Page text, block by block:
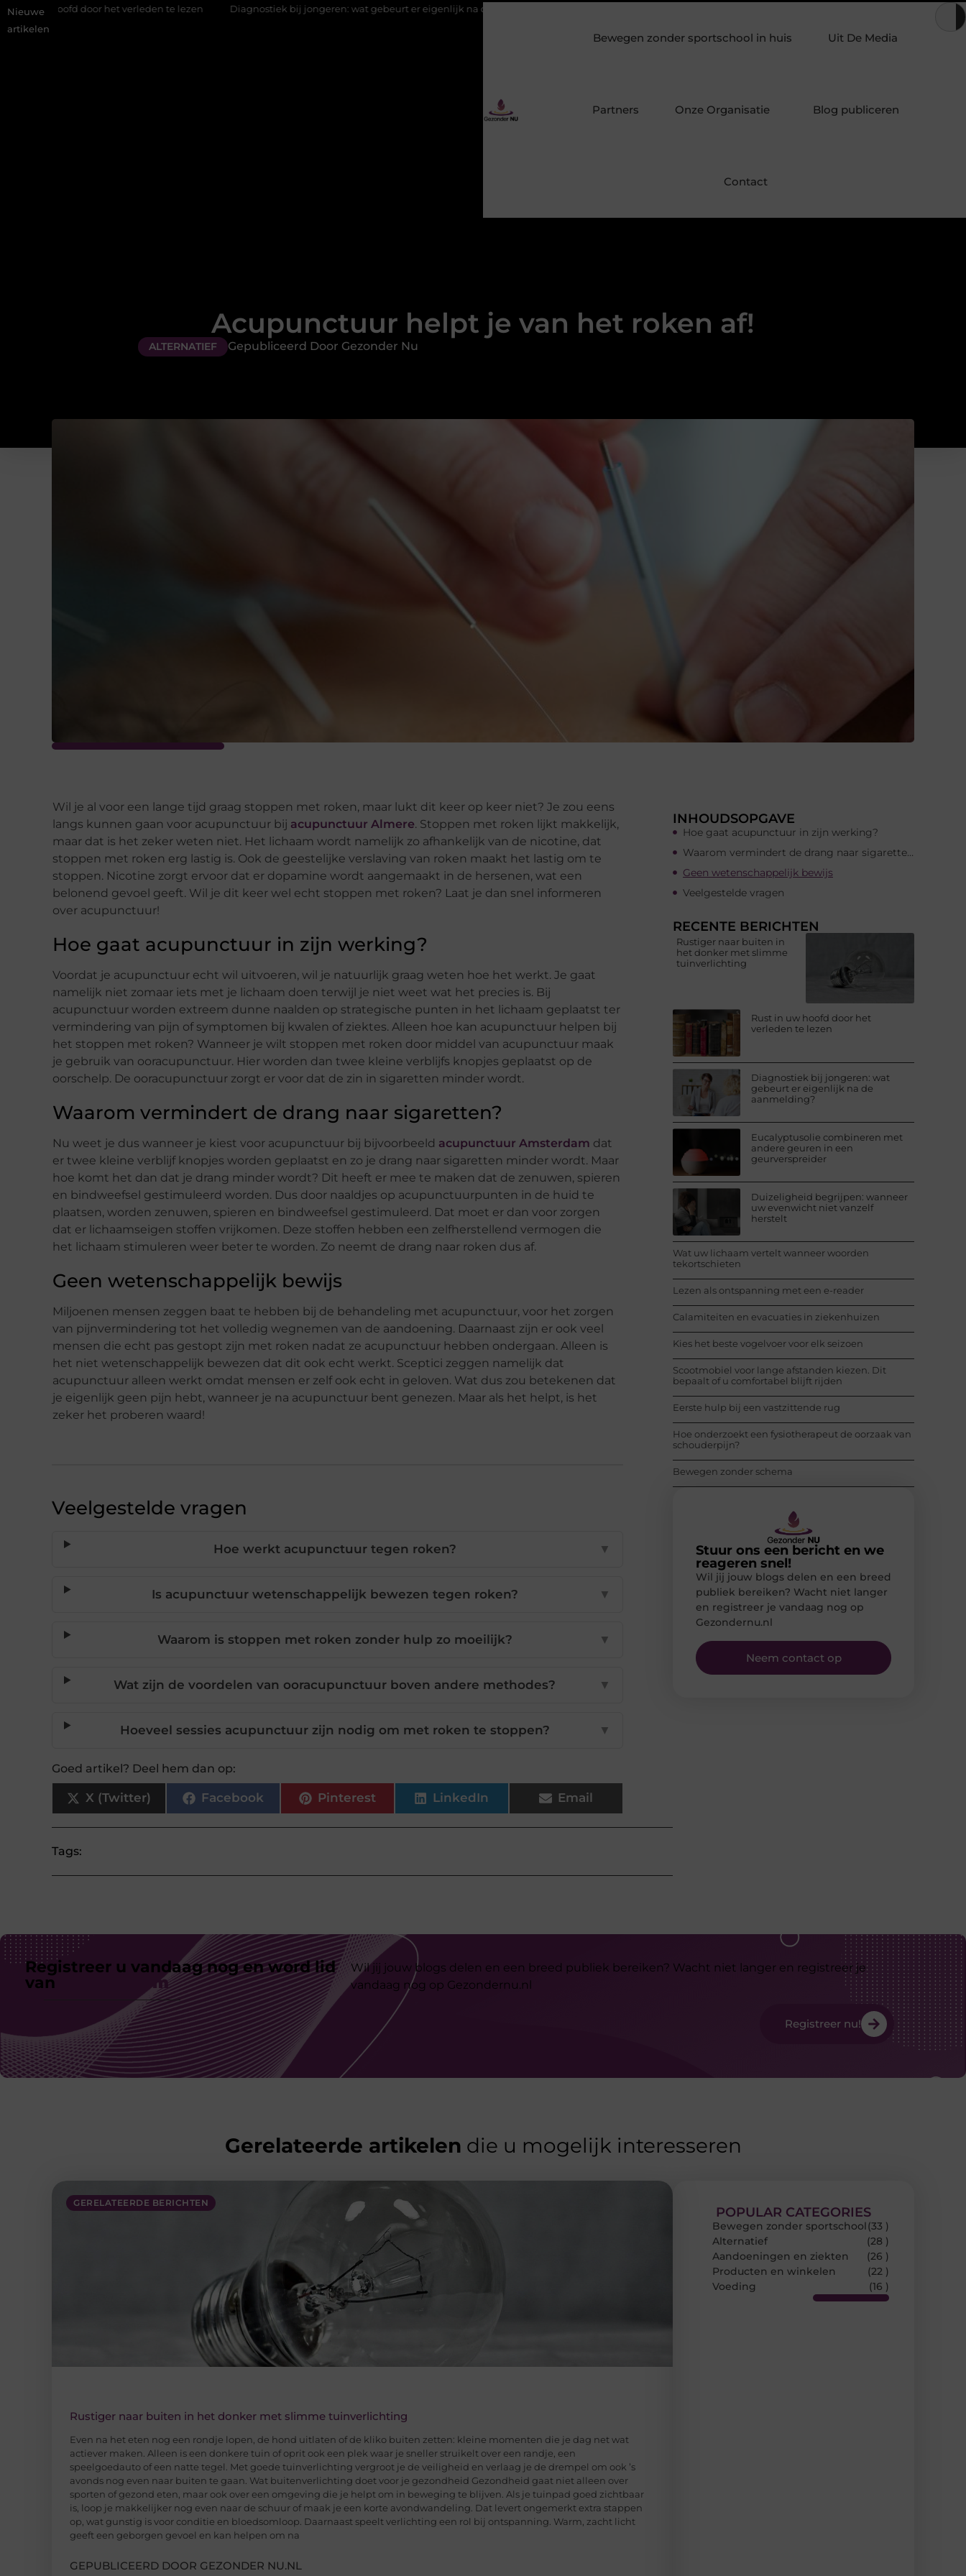
Nieuwe
artikelen
het verleden te lezen Diagnostiek bij jongeren: wat gebeurt er eigenlijk na de aanmelding? Duizeligheid
Bewegen zonder sportschool in huis Uit De Media
Partners Onze Organisatie Blog publiceren
Contact
Acupunctuur helpt je van het roken af!
ALTERNATIEF Gepubliceerd Door Gezonder Nu
Wil je al voor een lange tijd graag stoppen met roken, maar lukt dit keer op keer niet? Je zou eens
langs kunnen gaan voor acupunctuur bij acupunctuur Almere. Stoppen met roken lijkt makkelijk,
maar dat is het zeker weten niet. Het lichaam wordt namelijk zo afhankelijk van de nicotine, dat
stoppen met roken erg lastig is. Ook de geestelijke verslaving van roken maakt het lastig om te
stoppen. Nicotine zorgt ervoor dat er dopamine wordt aangemaakt in de hersenen, wat een
belonend gevoel geeft. Wil je dit keer wel echt stoppen met roken? Laat je dan snel informeren
over acupunctuur!
Hoe gaat acupunctuur in zijn werking?
Voordat je acupunctuur echt wil uitvoeren, wil je natuurlijk graag weten hoe het werkt. Je gaat
namelijk niet zomaar iets met je lichaam doen terwijl je niet weet wat het precies is. Bij
acupunctuur worden extreem dunne naalden op strategische punten in het lichaam geplaatst ter
vermindering van pijn of symptomen bij kwalen of ziektes. Alleen hoe kan acupunctuur helpen bij
het stoppen met roken? Wanneer je wilt stoppen met roken door middel van acupunctuur maak
je gebruik van ooracupunctuur. Hier worden dan twee kleine verblijfs knopjes geplaatst op de
oorschelp. De ooracupunctuur zorgt er voor dat de zin in sigaretten minder wordt.
Waarom vermindert de drang naar sigaretten?
Nu weet je dus wanneer je kiest voor acupunctuur bij bijvoorbeeld acupunctuur Amsterdam dat
er twee kleine verblijf knopjes worden geplaatst en zo je drang naar sigaretten minder wordt. Maar
hoe komt het dan dat je drang minder wordt? Dit heeft er mee te maken dat de zenuwen, spieren
en bindweefsel gestimuleerd worden. Dus door naaldjes op acupunctuurpunten in de huid te
plaatsen, worden zenuwen, spieren en bindweefsel gestimuleerd. Dat moet er dan voor zorgen
dat er lichaamseigen stoffen vrijkomen. Deze stoffen hebben een zelfherstellend vermogen die
het lichaam stimuleren weer beter te worden. Zo neemt de drang naar roken dus af.
Geen wetenschappelijk bewijs
Miljoenen mensen zeggen baat te hebben bij de behandeling met acupunctuur, voor het zorgen
van pijnvermindering tot het volledig wegnemen van de aandoening. Daarnaast zijn er ook veel
mensen die echt pas gestopt zijn met roken nadat ze acupunctuur hebben ondergaan. Alleen is
het niet wetenschappelijk bewezen dat dit ook echt werkt. Sceptici zeggen namelijk dat
acupunctuur alleen werkt omdat mensen er zelf ook echt in geloven. Wat dus zou betekenen dat
je eigenlijk geen pijn hebt, wanneer je na acupunctuur bent genezen. Maar als het helpt, is het
zeker het proberen waard!
Veelgestelde vragen
Hoe werkt acupunctuur tegen roken? ▼
Is acupunctuur wetenschappelijk bewezen tegen roken? ▼
Waarom is stoppen met roken zonder hulp zo moeilijk? ▼
Wat zijn de voordelen van ooracupunctuur boven andere methodes? ▼
Hoeveel sessies acupunctuur zijn nodig om met roken te stoppen? ▼
Goed artikel? Deel hem dan op:
X (Twitter) Facebook Pinterest LinkedIn Email
Tags:
INHOUDSOPGAVE
Hoe gaat acupunctuur in zijn werking?
Waarom vermindert de drang naar sigaretten?
Geen wetenschappelijk bewijs
Veelgestelde vragen
RECENTE BERICHTEN
Rustiger naar buiten in
het donker met slimme
tuinverlichting
Rust in uw hoofd door het
verleden te lezen
Diagnostiek bij jongeren: wat
gebeurt er eigenlijk na de
aanmelding?
Eucalyptusolie combineren met
andere geuren in een
geurverspreider
Duizeligheid begrijpen: wanneer
uw evenwicht niet vanzelf
herstelt
Wat uw lichaam vertelt wanneer woorden
tekortschieten
Lezen als ontspanning met een e-reader
Calamiteiten en evacuaties in ziekenhuizen
Kies het beste vogelvoer voor elk seizoen
Scootmobiel voor lange afstanden kiezen. Dit
bepaalt of u comfortabel blijft rijden
Eerste hulp bij een vastzittende rug
Hoe onderzoekt een fysiotherapeut de oorzaak van
schouderpijn?
Bewegen zonder schema
Stuur ons een bericht en we
reageren snel!
Wil jij jouw blogs delen en een breed
publiek bereiken? Wacht niet langer
en registreer je vandaag nog op
Gezondernu.nl
Neem contact op
Registreer u vandaag nog en word lid
van
ons platform
Wil jij jouw blogs delen en een breed publiek bereiken? Wacht niet langer en registreer je
vandaag nog op Gezondernu.nl
Registreer nu!
Gerelateerde artikelen die u mogelijk interesseren
GERELATEERDE BERICHTEN
Rustiger naar buiten in het donker met slimme tuinverlichting
Even na het eten nog een rondje lopen, de hond uitlaten of de kliko buiten zetten: kleine momenten die je dag net wat
actiever maken. Alleen is een donkere tuin of oprit ook een plek waar je sneller struikelt over een randje, een
speelgoedauto of een natte tegel. Met goede tuinverlichting vergroot je de veiligheid en verlaag je de drempel om ook ’s
avonds nog even naar buiten te gaan. Wat buitenverlichting doet voor je gezondheid Gezondheid gaat niet alleen over
sporten of gezond eten, maar ook over een omgeving die je helpt om in beweging te blijven. Als je tuinpad goed zichtbaar
is, loop je makkelijker nog even naar de schuur of maak je een korte avondwandeling. Dat levert ongemerkt extra stappen
op, wat gunstig is voor conditie en bloedsomloop. Daarnaast speelt verlichting een rol bij ontspanning. Warm, zacht licht
geeft een geborgen gevoel en kan helpen om na
GEPUBLICEERD DOOR GEZONDER NU.NL
POPULAR CATEGORIES
Bewegen zonder sportschool(33 )
Alternatief
(28 )
Aandoeningen en ziekten
(26 )
Producten en winkelen
(22 )
Voeding
(16 )